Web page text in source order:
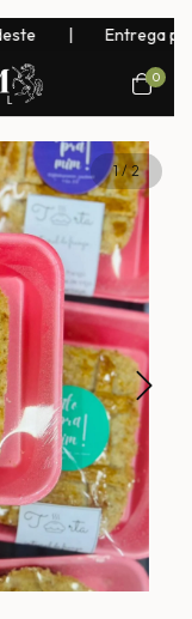
| Entrega para
0
1/2